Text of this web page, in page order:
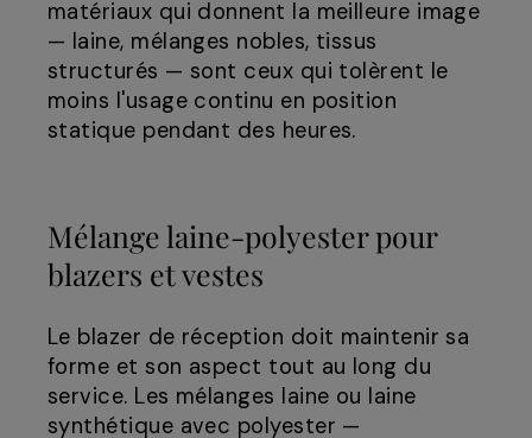
matériaux qui donnent la meilleure image
— laine, mélanges nobles, tissus
structurés — sont ceux qui tolèrent le
moins l'usage continu en position
statique pendant des heures.
Mélange laine-polyester pour
blazers et vestes
Le blazer de réception doit maintenir sa
forme et son aspect tout au long du
service. Les mélanges laine ou laine
synthétique avec polyester —